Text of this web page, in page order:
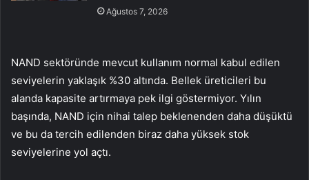
Ağustos 7, 2026
NAND sektöründe mevcut kullanım normal kabul edilen
seviyelerin yaklaşık %30 altında. Bellek üreticileri bu
alanda kapasite artırmaya pek ilgi göstermiyor. Yılın
başında, NAND için nihai talep beklenenden daha düşüktü
ve bu da tercih edilenden biraz daha yüksek stok
seviyelerine yol açtı.